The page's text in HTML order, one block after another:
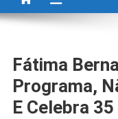
Fátima
Programa,
E Celebra